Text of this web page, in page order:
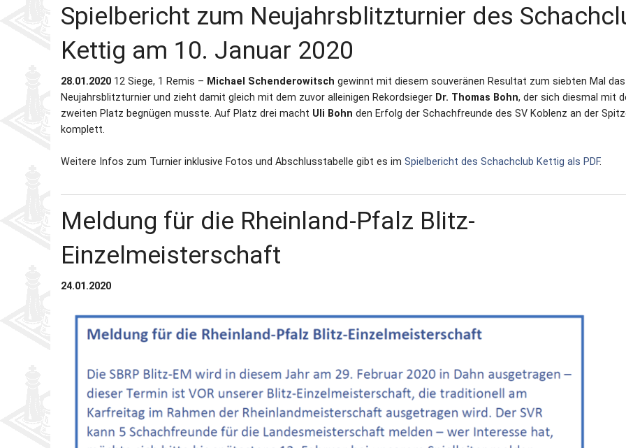
Spielbericht zum Neujahrsblitzturnier des
Kettig am 10. Januar 2020
28.01.2020 12 Siege, 1 Remis – Michael Schenderowitsch gewinnt mit diesem souveränen Resultat zum siebten Mal
Neujahrsblitzturnier und zieht damit gleich mit dem zuvor alleinigen Rekordsieger Dr. Thomas Bohn, der sich diesmal mit
zweiten Platz begnügen musste. Auf Platz drei macht Uli Bohn den Erfolg der Schachfreunde des SV Koblenz an der
komplett.
Weitere Infos zum Turnier inklusive Fotos und Abschlusstabelle gibt es im Spielbericht des Schachclub Kettig als PDF.
Meldung für die Rheinland-Pfalz Blitz-
Einzelmeisterschaft
24.01.2020